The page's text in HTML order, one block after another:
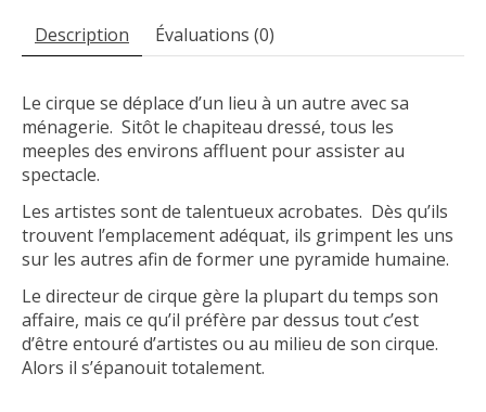
Description Évaluations (0)
Le cirque se déplace d’un lieu à un autre avec sa
ménagerie. Sitôt le chapiteau dressé, tous les
meeples des environs affluent pour assister au
spectacle.
Les artistes sont de talentueux acrobates. Dès qu’ils
trouvent l’emplacement adéquat, ils grimpent les uns
sur les autres afin de former une pyramide humaine.
Le directeur de cirque gère la plupart du temps son
affaire, mais ce qu’il préfère par dessus tout c’est
d’être entouré d’artistes ou au milieu de son cirque.
Alors il s’épanouit totalement.